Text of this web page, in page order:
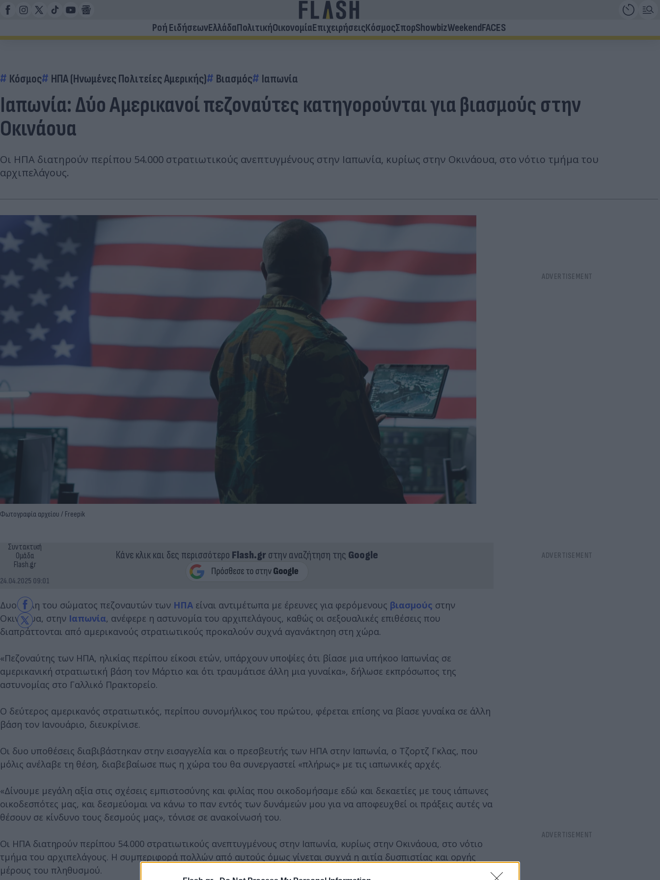
Ροή ΕιδήσεωνΕλλάδαΠολιτικήΟικονομίαΕπιχειρήσειςΚόσμοςΣπορShowbizWeekendFACES
Κόσμος ΗΠΑ (Ηνωμένες Πολιτείες Αμερικής) Βιασμός Ιαπωνία
Ιαπωνία: Δύο Αμερικανοί πεζοναύτες κατηγορούνται για βιασμούς στην
Οκινάουα
Οι ΗΠΑ διατηρούν περίπου 54.000 στρατιωτικούς ανεπτυγμένους στην Ιαπωνία, κυρίως στην Οκινάουα, στο νότιο τμήμα του
αρχιπελάγους.
Φωτογραφία αρχείου / Freepik
Συντακτική
Ομάδα
Flash.gr
24.04.2025 09:01
Κάνε κλικ και δες περισσότερο Flash.grστην αναζήτηση της Google
Δυο μέλη του σώματος πεζοναυτών των ΗΠΑ είναι αντιμέτωπα με έρευνες για φερόμενους βιασμούς στην
Οκινάουα, στην Ιαπωνία, ανέφερε η αστυνομία του αρχιπελάγους, καθώς οι σεξουαλικές επιθέσεις που
διαπράττονται από αμερικανούς στρατιωτικούς προκαλούν συχνά αγανάκτηση στη χώρα.
«Πεζοναύτης των ΗΠΑ, ηλικίας περίπου είκοσι ετών, υπάρχουν υποψίες ότι βίασε μια υπήκοο Ιαπωνίας σε
αμερικανική στρατιωτική βάση τον Μάρτιο και ότι τραυμάτισε άλλη μια γυναίκα», δήλωσε εκπρόσωπος της
αστυνομίας στο Γαλλικό Πρακτορείο.
Ο δεύτερος αμερικανός στρατιωτικός, περίπου συνομήλικος του πρώτου, φέρεται επίσης να βίασε γυναίκα σε άλλη
βάση τον Ιανουάριο, διευκρίνισε.
Οι δυο υποθέσεις διαβιβάστηκαν στην εισαγγελία και ο πρεσβευτής των ΗΠΑ στην Ιαπωνία, ο Τζορτζ Γκλας, που
μόλις ανέλαβε τη θέση, διαβεβαίωσε πως η χώρα του θα συνεργαστεί «πλήρως» με τις ιαπωνικές αρχές.
«Δίνουμε μεγάλη αξία στις σχέσεις εμπιστοσύνης και φιλίας που οικοδομήσαμε εδώ και δεκαετίες με τους ιάπωνες
οικοδεσπότες μας, και δεσμεύομαι να κάνω το παν εντός των δυνάμεών μου για να αποφευχθεί οι πράξεις αυτές να
θέσουν σε κίνδυνο τους δεσμούς μας», τόνισε σε ανακοίνωσή του.
Οι ΗΠΑ διατηρούν περίπου 54.000 στρατιωτικούς ανεπτυγμένους στην Ιαπωνία, κυρίως στην Οκινάουα, στο νότιο
τμήμα του αρχιπελάγους. Η συμπεριφορά πολλών από αυτούς όμως γίνεται συχνά η αιτία δυσπιστίας και οργής
μέρους του πληθυσμού.